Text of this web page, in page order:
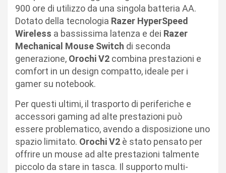
900 ore di utilizzo da una singola batteria AA.
Dotato della tecnologia Razer HyperSpeed
Wireless a bassissima latenza e dei Razer
Mechanical Mouse Switch di seconda
generazione, Orochi V2 combina prestazioni e
comfort in un design compatto, ideale per i
gamer su notebook.
Per questi ultimi, il trasporto di periferiche e
accessori gaming ad alte prestazioni può
essere problematico, avendo a disposizione uno
spazio limitato. Orochi V2 è stato pensato per
offrire un mouse ad alte prestazioni talmente
piccolo da stare in tasca. Il supporto multi-